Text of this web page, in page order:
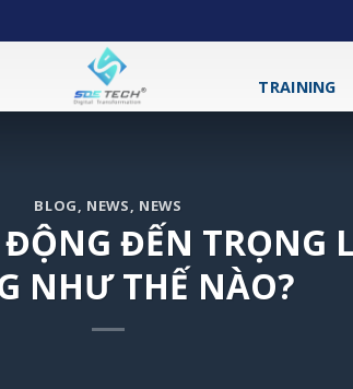
TRAINING
BLOG, NEWS, NEWS
ĐỘNG ĐẾN TRỌNG
NHƯ THẾ NÀO?